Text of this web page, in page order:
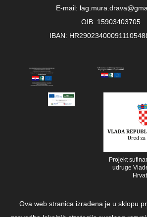
E-mail:
OIB: 15903403705
IBAN:
Projekt
udruge
Ova web stranica izrađena je u sklopu